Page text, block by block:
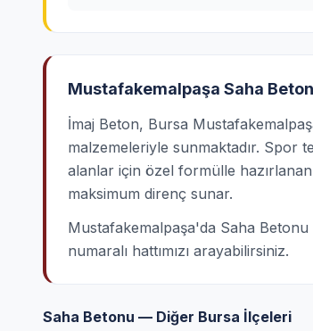
Mustafakemalpaşa Saha
İmaj Beton, Bursa
malzemeleriyle sunmaktadır. Spor
alanlar için özel formülle
maksimum direnç sunar.
Mustafakemalpaşa'da Saha
numaralı hattımızı arayabilirsiniz.
Saha Betonu — Diğer Bursa İlçeleri